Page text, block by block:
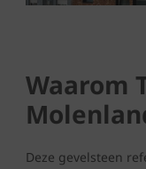
Waarom
Deze gevelsteen